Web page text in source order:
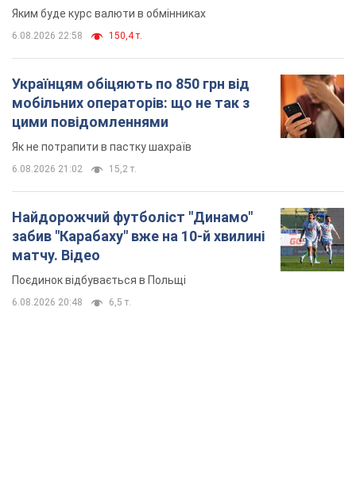
Яким буде курс валюти в обмінниках
6.08.2026 22:58 150,4 т.
Українцям обіцяють по 850 грн від
мобільних операторів: що не так з
цими повідомленнями
Як не потрапити в пастку шахраїв
6.08.2026 21:02 15,2 т.
Найдорожчий футболіст "Динамо"
забив "Карабаху" вже на 10-й хвилині
матчу. Відео
Поєдинок відбувається в Польщі
6.08.2026 20:48 6,5 т.